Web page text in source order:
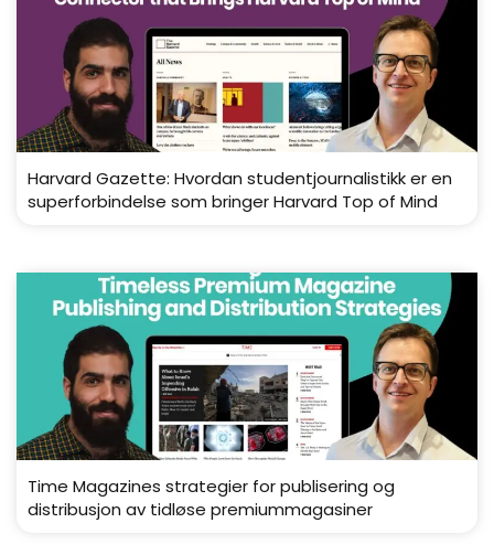
Harvard Gazette: Hvordan studentjournalistikk er en
superforbindelse som bringer Harvard Top of Mind
Time Magazines strategier for publisering og
distribusjon av tidløse premiummagasiner